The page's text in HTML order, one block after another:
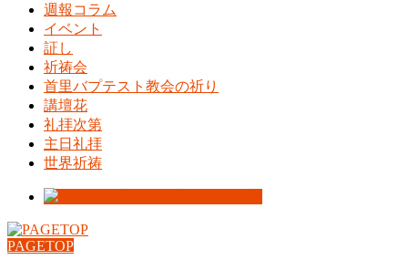
週報コラム
イベント
証し
祈祷会
首里バプテスト教会の祈り
講壇花
礼拝次第
主日礼拝
世界祈祷
PAGETOP